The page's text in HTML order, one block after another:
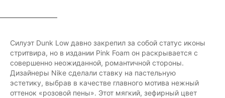
Силуэт Dunk Low давно закрепил за собой статус иконы
стритвира, но в издании Pink Foam он раскрывается с
совершенно неожиданной, романтичной стороны.
Дизайнеры Nike сделали ставку на пастельную
эстетику, выбрав в качестве главного мотива нежный
оттенок «розовой пены». Этот мягкий, зефирный цвет